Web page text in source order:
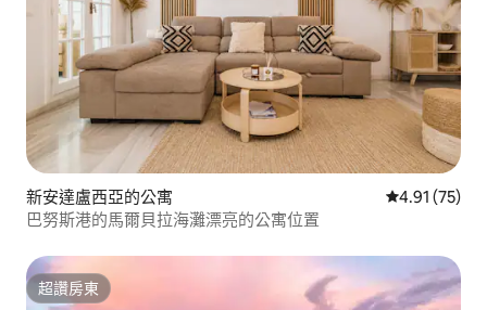
新安達盧西亞的公寓 從 75 則評價
4.91 (75)
巴努斯港的馬爾貝拉海灘漂亮的公寓位置
超讚房東
超讚房東